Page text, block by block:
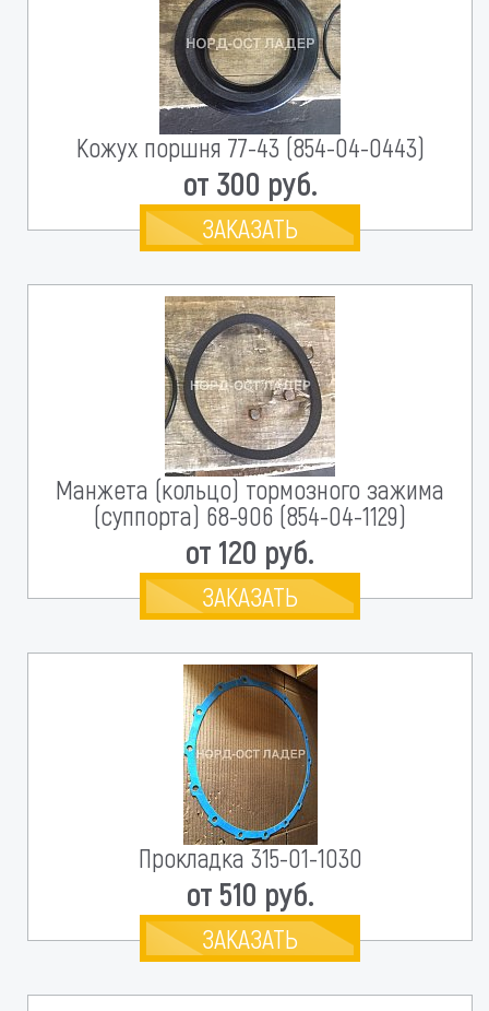
Кожух поршня 77-43 (854-04-0443)
от 300 руб.
ЗАКАЗАТЬ
Манжета (кольцо) тормозного зажима
(суппорта) 68-906 (854-04-1129)
от 120 руб.
ЗАКАЗАТЬ
Прокладка 315-01-1030
от 510 руб.
ЗАКАЗАТЬ